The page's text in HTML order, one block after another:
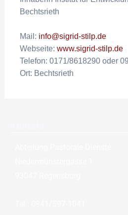
Bechtsrieth
Mail: info@sigrid-stilp.de
Webseite: www.sigrid-stilp.de
Telefon: 0171/8618290 oder
Ort: Bechtsrieth